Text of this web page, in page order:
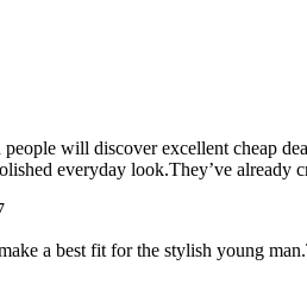
will discover excellent cheap
everyday look.They’ve
a best fit for the stylish young